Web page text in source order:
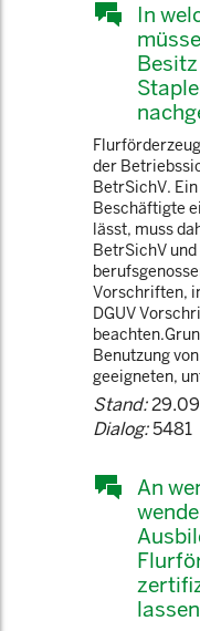
In
der
BetrSichV.
Beschäftigte
lässt, muss
BetrSichV
Vorschriften,
DGUV
Benutzung
geeigneten,
Stand:
Dialog:5481
An